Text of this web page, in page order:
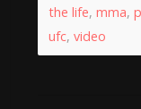
the life, mma,
ufc, video